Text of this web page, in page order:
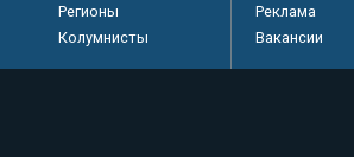
Регионы
Колумнисты
Реклама
Вакансии